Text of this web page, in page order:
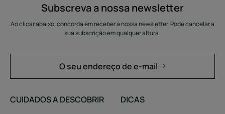
Subscreva a nossa newsletter
Ao clicar abaixo, concorda em receber a nossa newsletter. Pode cancelar a
sua subscrição em qualquer altura.
O seu endereço de e-mail
CUIDADOS A DESCOBRIR
DICAS